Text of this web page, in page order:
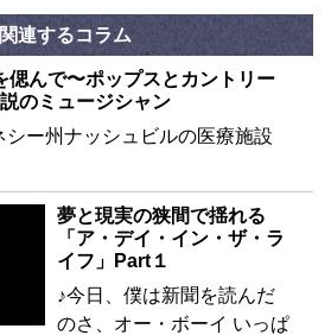
関連するコラム
偲んで〜ポップスとカントリー
のミュージシャン
ー州ナッシュビルの医療施設
夢と現実の狭間で揺れる
「ア・デイ・イン・ザ・ラ
イフ」Part１
♪今日、僕は新聞を読んだ
のさ、オー・ボーイ いっぱ